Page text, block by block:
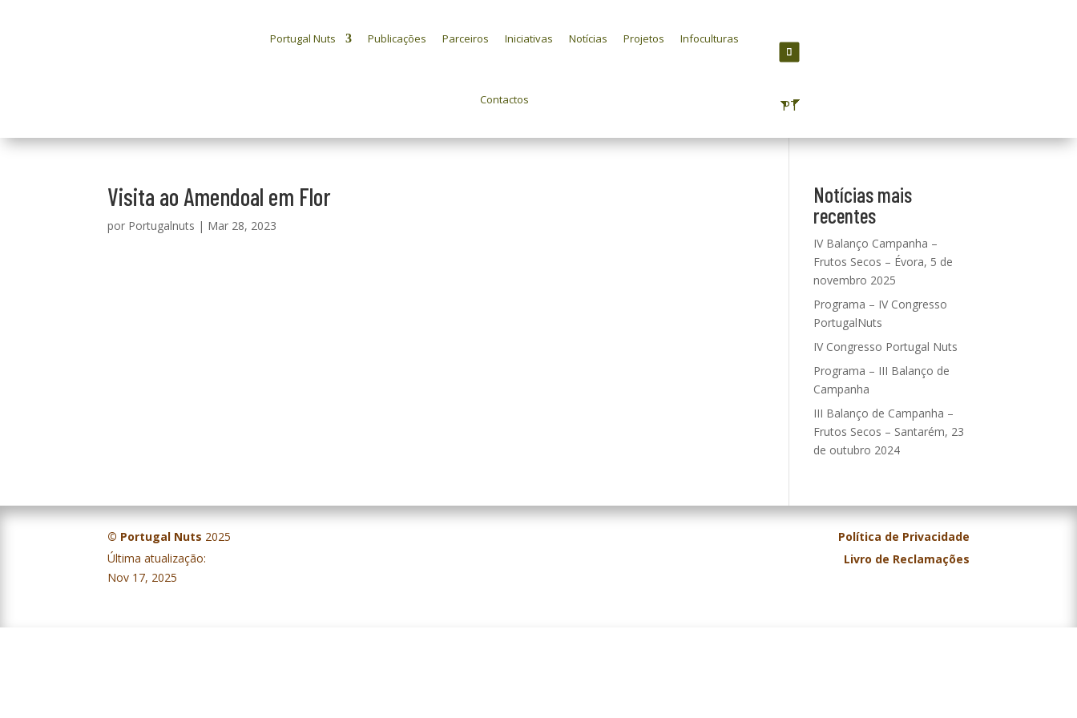
Portugal Nuts Publicações Parceiros Iniciativas Notícias Projetos Infoculturas
Contactos PT
Visita ao Amendoal em Flor
por Portugalnuts | Mar 28, 2023
Notícias mais
recentes
IV Balanço Campanha –
Frutos Secos – Évora, 5 de
novembro 2025
Programa – IV Congresso
PortugalNuts
IV Congresso Portugal Nuts
Programa – III Balanço de
Campanha
III Balanço de Campanha –
Frutos Secos – Santarém, 23
de outubro 2024
© Portugal Nuts 2025
Última atualização:
Nov 17, 2025
Política de Privacidade
Livro de Reclamações